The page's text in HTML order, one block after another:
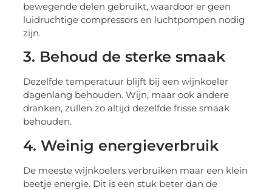
bewegende delen gebruikt, waardoor er geen
luidruchtige compressors en luchtpompen nodig
zijn.
3. Behoud de sterke smaak
Dezelfde temperatuur blijft bij een wijnkoeler
dagenlang behouden. Wijn, maar ook andere
dranken, zullen zo altijd dezelfde frisse smaak
behouden.
4. Weinig energieverbruik
De meeste wijnkoelers verbruiken maar een klein
beetje energie. Dit is een stuk beter dan de